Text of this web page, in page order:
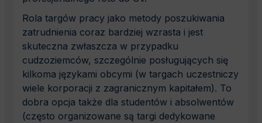
Rola targów pracy jako metody poszukiwania
zatrudnienia coraz bardziej wzrasta i jest
skuteczna zwłaszcza w przypadku
cudzoziemców, szczególnie posługujących się
kilkoma językami obcymi (w targach uczestniczy
wiele korporacji z zagranicznym kapitałem). To
dobra opcja także dla studentów i absolwentów
(często organizowane są targi dedykowane